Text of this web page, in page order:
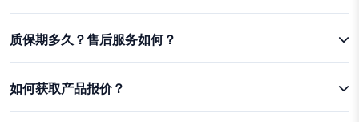
质保期多久？售后服务如何？
如何获取产品报价？